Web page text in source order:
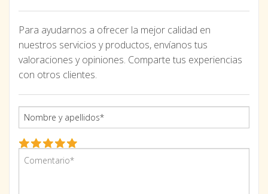
Para ayudarnos a ofrecer la mejor calidad en
nuestros servicios y productos, envíanos tus
valoraciones y opiniones. Comparte tus experiencias
con otros clientes.